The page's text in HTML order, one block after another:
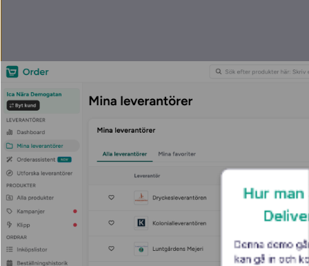
Hur
Denna demo
kan gå in och